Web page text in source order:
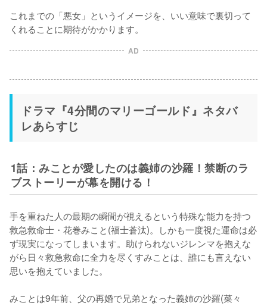
これまでの「悪女」というイメージを、いい意味で裏切って
くれることに期待がかかります。
AD
ドラマ『4分間のマリーゴールド』ネタバ
レあらすじ
1話：みことが愛したのは義姉の沙羅！禁断のラ
ブストーリーが幕を開ける！
手を重ねた人の最期の瞬間が視えるという特殊な能力を持つ
救急救命士・花巻みこと(福士蒼汰)。しかも一度視た運命は必
ず現実になってしまいます。助けられないジレンマを抱えな
がら日々救急救命に全力を尽くすみことは、誰にも言えない
思いを抱えていました。
みことは9年前、父の再婚で兄弟となった義姉の沙羅(菜々